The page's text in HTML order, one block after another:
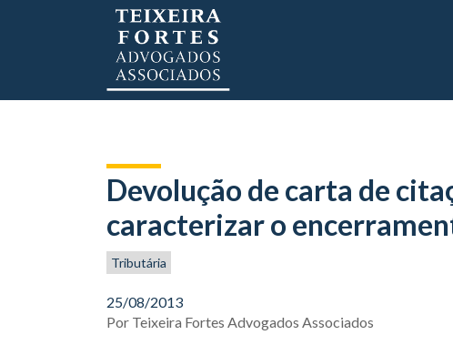
Devolução de carta de
caracterizar o
Tributária
25/08/2013
Por Teixeira Fortes Advogados Associados